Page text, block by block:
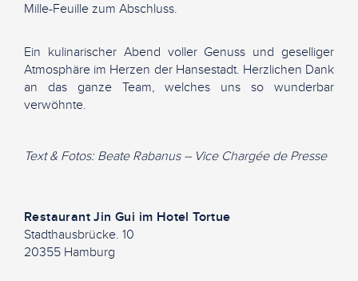
Mille-Feuille zum Abschluss.
Ein kulinarischer Abend voller Genuss und geselliger
Atmosphäre im Herzen der Hansestadt. Herzlichen Dank
an das ganze Team, welches uns so wunderbar
verwöhnte.
Text & Fotos: Beate Rabanus – Vice Chargée de Presse
Restaurant Jin Gui im Hotel Tortue
Stadthausbrücke. 10
20355 Hamburg